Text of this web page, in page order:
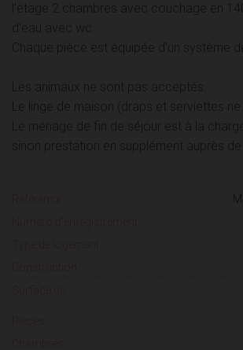
l'étage 2 chambres avec couchage en
d'eau avec wc.
Chaque pièce est équipée d'un système
Les animaux ne sont pas acceptés.
Le linge de maison (draps et serviettes ne
Le ménage de fin de séjour est à la
sinon prestation en supplément auprès de